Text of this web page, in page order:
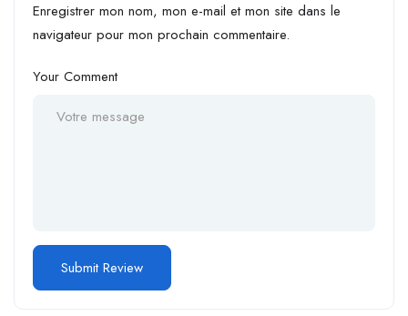
Enregistrer mon nom, mon e-mail et mon site dans le
navigateur pour mon prochain commentaire.
Your Comment